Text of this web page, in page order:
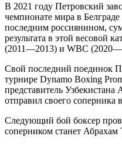
В 2021 году Петровский
чемпионате мира в
последним россиянином,
результата в этой весовой
(2011—2013) и WBC
Свой последний поединок
турнире Dynamo Boxing
представитель
отправил своего соперника
Следующий бой боксер
соперником станет Абрахам